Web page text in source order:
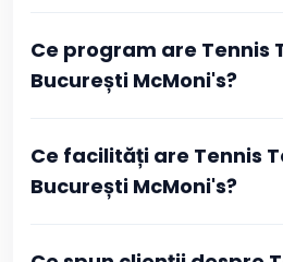
tranzacția este aprobată
în contul tău Booksport și pe
detaliile rezervării.
Ce program are Tennis
București McMoni's?
Ce facilități are Tennis
București McMoni's?